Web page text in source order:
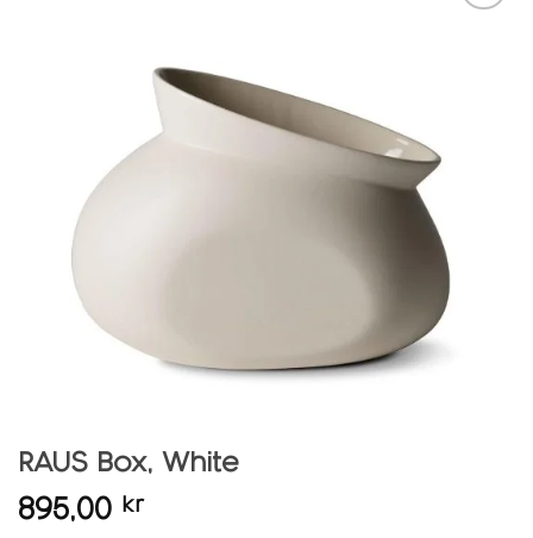
RAUS Box, White
895,00 kr